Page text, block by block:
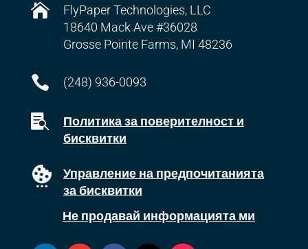

FlyPaper Technologies, LLC
18640 Mack Ave #36028
Grosse Pointe Farms, MI 48236
 (248) 936-0093

Политика за поверителност и
бисквитки
Управление на предпочитанията
за бисквитки
Не продавай информацията ми